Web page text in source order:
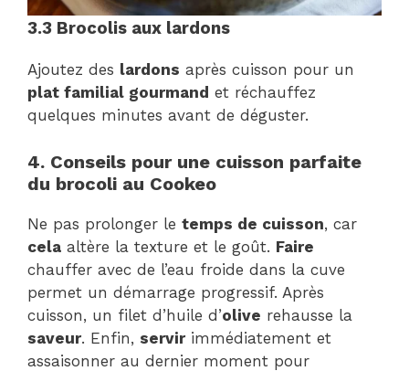
3.3 Brocolis aux lardons
Ajoutez des lardons après cuisson pour un
plat familial gourmand et réchauffez
quelques minutes avant de déguster.
4. Conseils pour une cuisson parfaite
du brocoli au Cookeo
Ne pas prolonger le temps de cuisson, car
cela altère la texture et le goût. Faire
chauffer avec de l’eau froide dans la cuve
permet un démarrage progressif. Après
cuisson, un filet d’huile d’olive rehausse la
saveur. Enfin, servirimmédiatement et
assaisonner au dernier moment pour